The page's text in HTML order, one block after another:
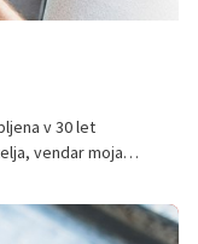
v 30 let
vendar moja